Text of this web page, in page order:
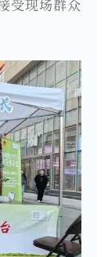
受现场群众